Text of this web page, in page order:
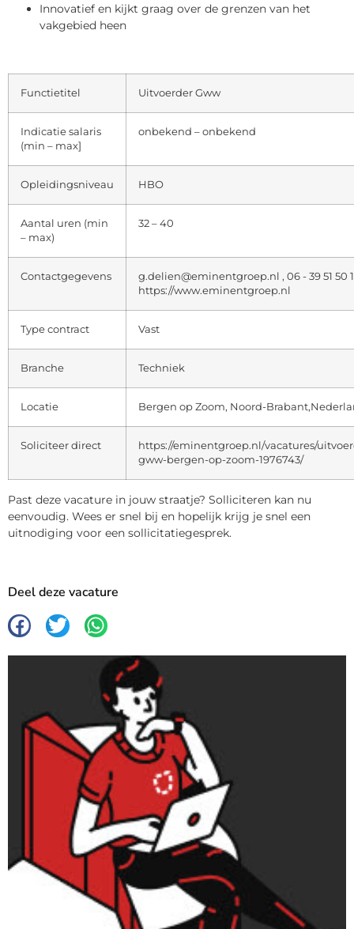
Innovatief en kijkt graag over de grenzen van het
vakgebied heen
Functietitel Uitvoerder Gww
Indicatie salaris
(min – max]
onbekend – onbekend
Opleidingsniveau HBO
Aantal uren (min
– max)
32 – 40
Contactgegevens
g.delien@eminentgroep.nl , 06 - 39 51 50
https://www.eminentgroep.nl
Type contract Vast
Branche Techniek
Locatie Bergen op Zoom, Noord-
Soliciteer direct
https://eminentgroep.nl/vacatures/
gww-bergen-op-zoom-1976743/
Past deze vacature in jouw straatje? Solliciteren kan nu
eenvoudig. Wees er snel bij en hopelijk krijg je snel een
uitnodiging voor een sollicitatiegesprek.
Deel deze vacature